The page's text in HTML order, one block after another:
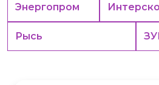
Энергопром
Рысь